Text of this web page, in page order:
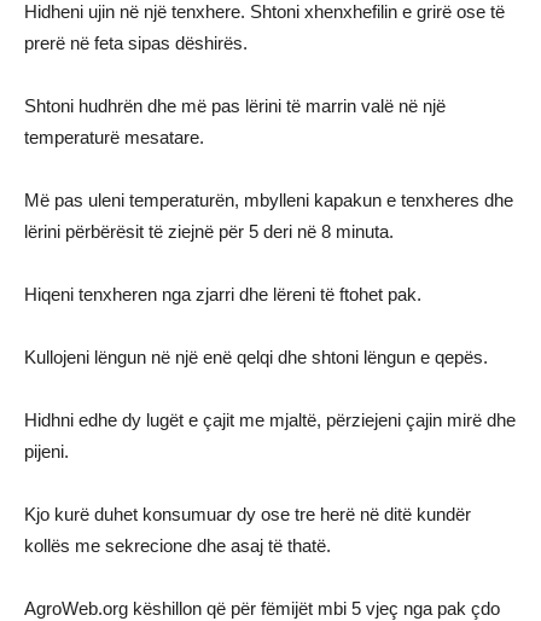
Hidheni ujin në një tenxhere. Shtoni xhenxhefilin e grirë ose të
prerë në feta sipas dëshirës.
Shtoni hudhrën dhe më pas lërini të marrin valë në një
temperaturë mesatare.
Më pas uleni temperaturën, mbylleni kapakun e tenxheres dhe
lërini përbërësit të ziejnë për 5 deri në 8 minuta.
Hiqeni tenxheren nga zjarri dhe lëreni të ftohet pak.
Kullojeni lëngun në një enë qelqi dhe shtoni lëngun e qepës.
Hidhni edhe dy lugët e çajit me mjaltë, përziejeni çajin mirë dhe
pijeni.
Kjo kurë duhet konsumuar dy ose tre herë në ditë kundër
kollës me sekrecione dhe asaj të thatë.
AgroWeb.org këshillon që për fëmijët mbi 5 vjeç nga pak çdo